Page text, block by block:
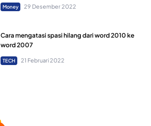
Money 29 Desember 2022
Cara mengatasi spasi hilang dari word 2010 ke
word 2007
TECH 21 Februari 2022